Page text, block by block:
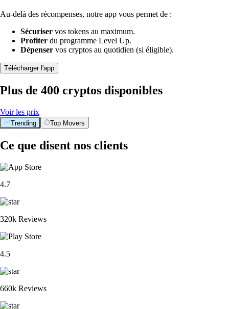
Au-delà des récompenses, notre app vous permet de :
Sécuriser vos tokens au maximum.
Profiter du programme Level Up.
Dépenser vos cryptos au quotidien (si éligible).
Télécharger l'app
Plus de 400 cryptos disponibles
Voir les prix
Trending Top Movers
Ce que disent nos clients
4.7
320k Reviews
4.5
660k Reviews